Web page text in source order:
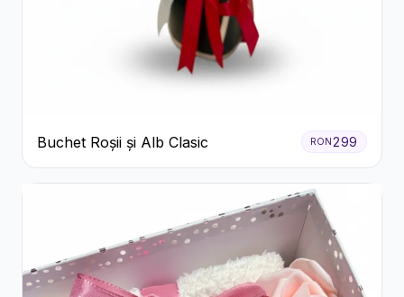
Buchet Roșii și Alb Clasic RON 299